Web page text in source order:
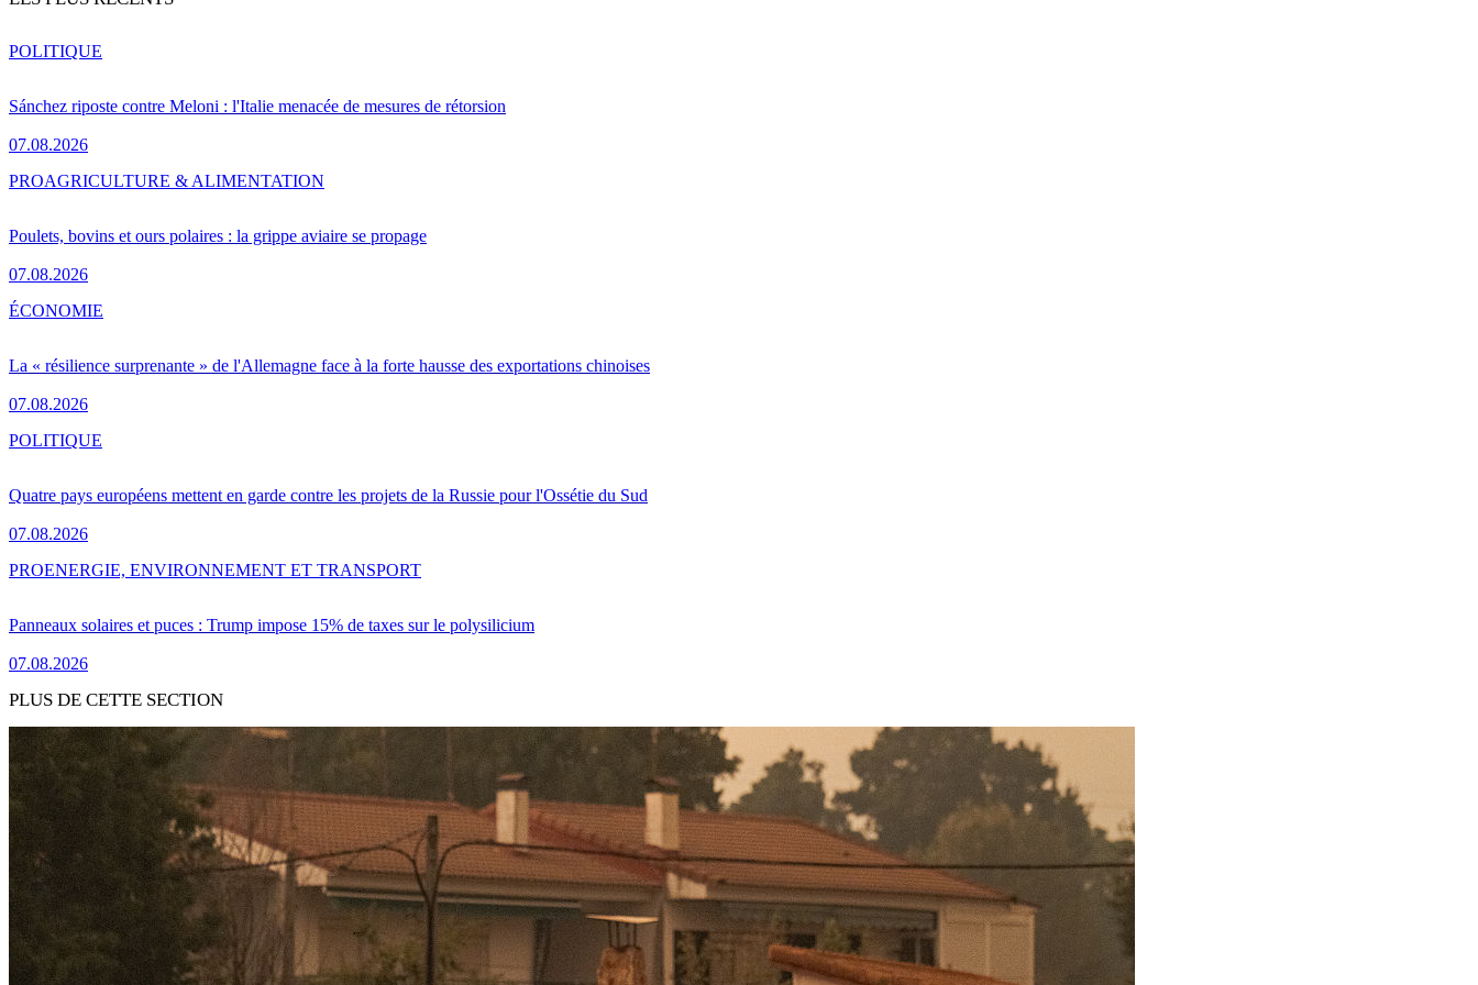
Sánchez riposte contre Meloni : l'Italie menacée de mesures de rétorsion
07.08.2026
POLITIQUE
Poulets, bovins et ours polaires : la grippe aviaire se propage
07.08.2026
PROAGRICULTURE & ALIMENTATION
La « résilience surprenante » de l'Allemagne face à la forte hausse des exportations chinoises
07.08.2026
ÉCONOMIE
Quatre pays européens mettent en garde contre les projets de la Russie pour l'Ossétie du Sud
07.08.2026
POLITIQUE
Panneaux solaires et puces : Trump impose 15% de taxes sur le polysilicium
07.08.2026
PROENERGIE, ENVIRONNEMENT ET TRANSPORT
PLUS DE CETTE SECTION